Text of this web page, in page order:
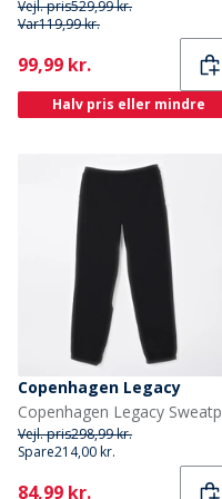
Vejl. pris529,99 kr.
Var119,99 kr.
Current
99,99 kr.
Halv pris eller mindre
Copenhagen Legacy
Vejl. pris298,99 kr.
Spare214,00 kr.
Current
84,99 kr.